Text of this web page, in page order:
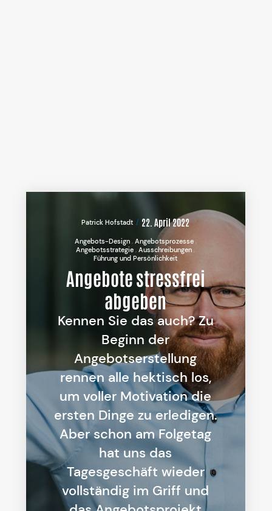
Patrick Hofstadt 22. April 2022
Angebots-Design
Angebotsprozesse
Angebotsstrategie Ausschreibungen
Führung und Persönlichkeit
Angebote stressfrei
abgeben
Kennen Sie das auch? Zu
Beginn der
Angebotserstellung
rennen alle hektisch los,
um voller Motivation die
ersten Dinge zu erledigen.
Aber schon am Folgetag
hat uns das
Tagesgeschäft wieder
vollständig im Griff und